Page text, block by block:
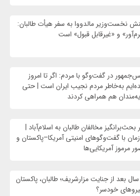
نخست‌وزیر مالدووا به سفر هیأت طالبان:
و «غیرقابل قبول» است
در گفت‌وگو با مردم: اگر تا امروز
به‌خاطر مردم نجیب ایران است | حتی
هم همراهی کردند
بحث‌برانگیز مخالفان طالبان به اسلام‌آباد |
با گفت‌وگوهای امنیتی آمریکا–پاکستان و
مرموز آمریکایی‌ها
۲۸ سال بعد از جنایت مزارشریف؛ طالبان، پاکستان
خودسر؟